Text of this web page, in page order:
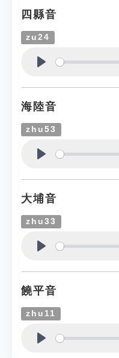
四縣音
zu24
海陸音
zhu53
大埔音
zhu33
饒平音
zhu11